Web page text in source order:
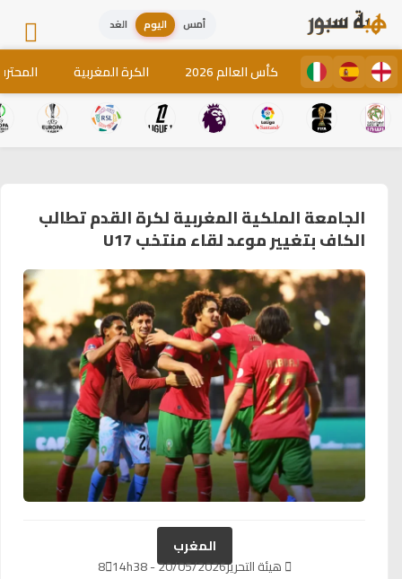
أمس اليوم الغد
كأس العالم 2026 الكرة المغربية
الجامعة الملكية المغربية لكرة القدم تطالب
الكاف بتغيير موعد لقاء منتخب U17
المغرب
هيئة التحرير20/05/2026 - 14h38
8